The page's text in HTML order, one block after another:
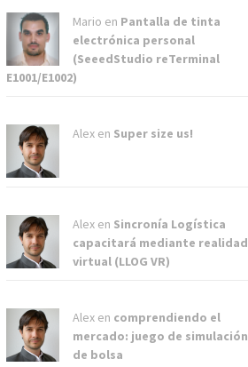
Mario en Pantalla de tinta
electrónica personal
(SeeedStudio reTerminal
E1001/E1002)
Alex en Super size us!
Alex en Sincronía Logística
capacitará mediante realidad
virtual (LLOG VR)
Alex en comprendiendo el
mercado: juego de simulación
de bolsa